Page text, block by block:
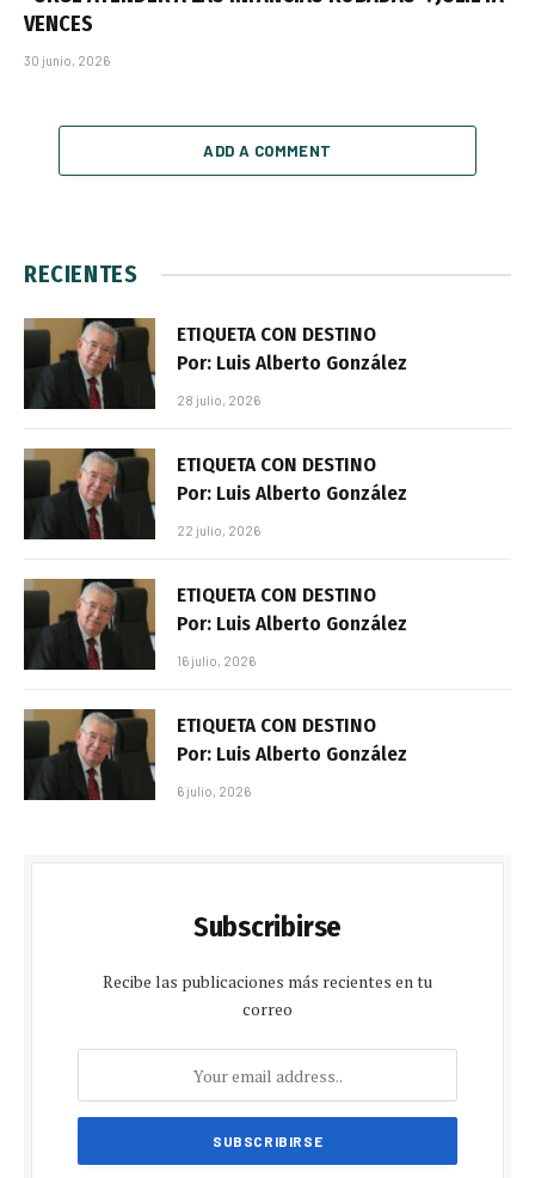
VENCES
30 junio, 2026
ADD A COMMENT
RECIENTES
ETIQUETA CON DESTINO
Por: Luis Alberto González
28 julio, 2026
ETIQUETA CON DESTINO
Por: Luis Alberto González
22 julio, 2026
ETIQUETA CON DESTINO
Por: Luis Alberto González
16 julio, 2026
ETIQUETA CON DESTINO
Por: Luis Alberto González
6 julio, 2026
Subscribirse
Recibe las publicaciones más recientes en tu
correo